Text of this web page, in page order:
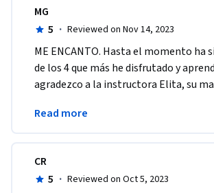
MG
5 · Reviewed on Nov 14, 2023
ME ENCANTO. Hasta el momento ha
de los 4 que más he disfrutado y
agradezco a la instructora Elita, su
genial.
Read more
CR
5 · Reviewed on Oct 5, 2023